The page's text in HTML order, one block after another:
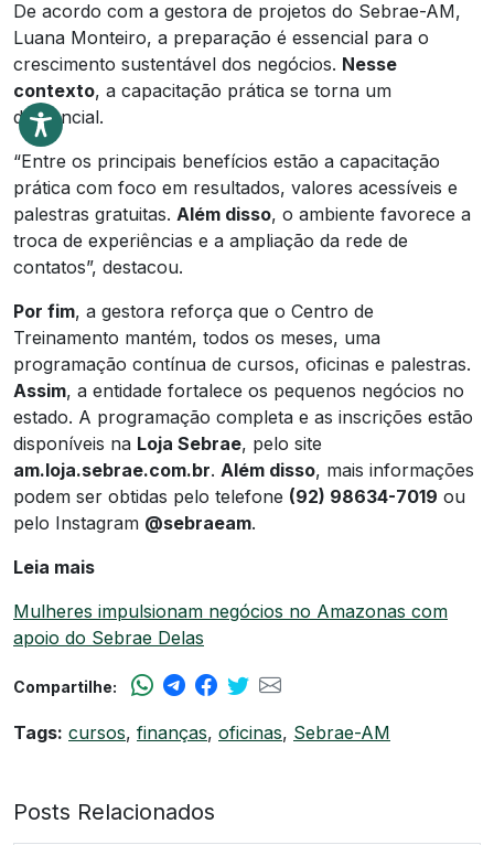
De acordo com a gestora de projetos do Sebrae-AM,
Luana Monteiro, a preparação é essencial para o
crescimento sustentável dos negócios. Nesse
contexto, a capacitação prática se torna um
diferencial.
“Entre os principais benefícios estão a capacitação
prática com foco em resultados, valores acessíveis e
palestras gratuitas. Além disso, o ambiente favorece a
troca de experiências e a ampliação da rede de
contatos”, destacou.
Por fim, a gestora reforça que o Centro de
Treinamento mantém, todos os meses, uma
programação contínua de cursos, oficinas e palestras.
Assim, a entidade fortalece os pequenos negócios no
estado. A programação completa e as inscrições estão
disponíveis na Loja Sebrae, pelo site
am.loja.sebrae.com.br. Além disso, mais informações
podem ser obtidas pelo telefone (92) 98634-7019 ou
pelo Instagram @sebraeam.
Leia mais
Mulheres impulsionam negócios no Amazonas com
apoio do Sebrae Delas
Compartilhe:
Tags: cursos, finanças, oficinas, Sebrae-AM
Posts Relacionados